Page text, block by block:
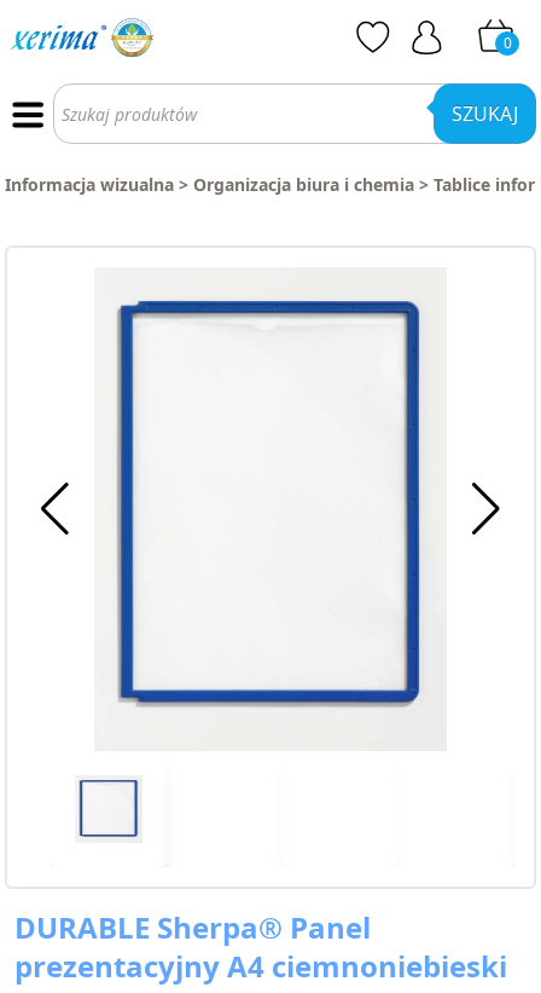
0
Wyszukiwarka
produktów SZUKAJ
Informacja wizualna > Organizacja biura i chemia > Tablice
DURABLE Sherpa® Panel
prezentacyjny A4 ciemnoniebieski